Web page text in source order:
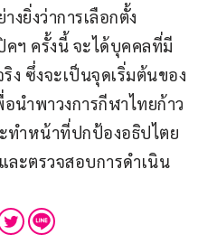
งยิ่งว่าการเลือกตั้ง
ฯ ครั้งนี้ จะได้บุคคลที่มี
ง ซึ่งจะเป็นจุดเริ่มต้นของ
นำพาวงการกีฬาไทยก้าว
ทำหน้าที่ปกป้องอธิปไตย
ละตรวจสอบการดำเนิน